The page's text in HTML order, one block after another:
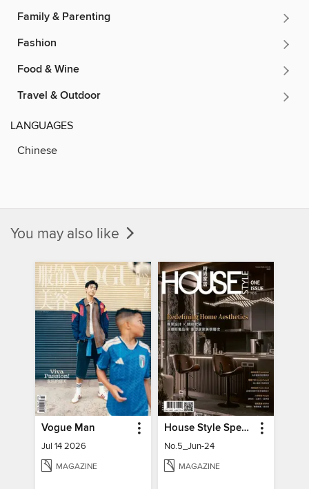
Family & Parenting
Fashion
Food & Wine
Travel & Outdoor
LANGUAGES
Chinese
You may also like
Vogue Man
Jul 14 2026
MAGAZINE
House Style Special Issue 時尚家居特刊
No.5_Jun-24
MAGAZINE